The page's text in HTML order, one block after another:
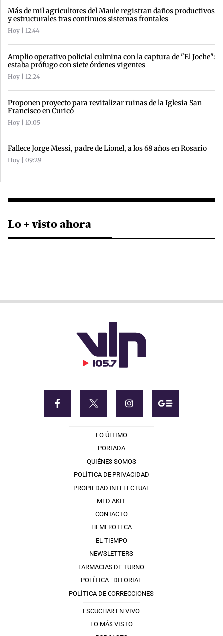
Más de mil agricultores del Maule registran daños productivos
y estructurales tras continuos sistemas frontales
Hoy | 12:44
Amplio operativo policial culmina con la captura de "El Joche":
estaba prófugo con siete órdenes vigentes
Hoy | 12:24
Proponen proyecto para revitalizar ruinas de la Iglesia San
Francisco en Curicó
Hoy | 10:05
Fallece Jorge Messi, padre de Lionel, a los 68 años en Rosario
Hoy | 09:29
Lo + visto ahora
LO ÚLTIMO
PORTADA
QUIÉNES SOMOS
POLÍTICA DE PRIVACIDAD
PROPIEDAD INTELECTUAL
MEDIAKIT
CONTACTO
HEMEROTECA
EL TIEMPO
NEWSLETTERS
FARMACIAS DE TURNO
POLÍTICA EDITORIAL
POLÍTICA DE CORRECCIONES
ESCUCHAR EN VIVO
LO MÁS VISTO